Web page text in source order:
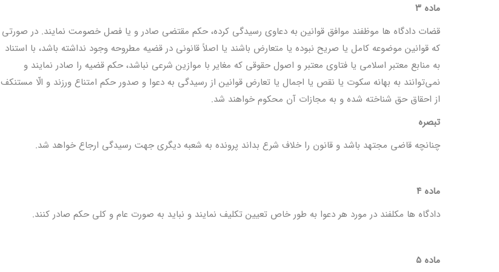
ماده ۳
قضات دادگاه ها موظفند موافق قوانین به دعاوی رسیدگی کرده، حکم مقتضی صادر و یا فصل خصومت نمایند. در صورتی
که قوانین موضوعه کامل یا صریح نبوده یا متعارض باشند یا اصلاً قانونی در قضیه مطروحه وجود نداشته باشد، با استناد
به منابع معتبر اسلامی یا فتاوی معتبر و اصول حقوقی که مغایر با موازین شرعی نباشد، حکم قضیه را صادر نمایند و
نمی‌توانند به بهانه سکوت یا نقص یا اجمال یا تعارض قوانین از رسیدگی به دعوا و صدور حکم امتناع ورزند و الّا مستنکف
از احقاق حق شناخته شده و به مجازات آن محکوم خواهند شد.
تبصره
چنانچه قاضی مجتهد باشد و قانون را خلاف شرع بداند پرونده به شعبه دیگری جهت رسیدگی ارجاع خواهد شد.
ماده ۴
دادگاه ها مکلفند در مورد هر دعوا به طور خاص تعیین تکلیف نمایند و نباید به صورت عام و کلی حکم صادر کنند.
ماده ۵